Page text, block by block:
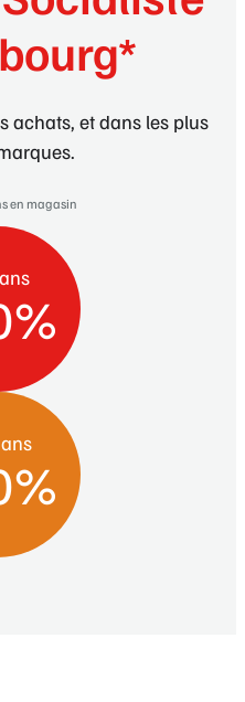
achats, et dans les plus
en magasin